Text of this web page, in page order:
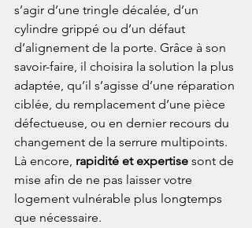
s’agir d’une tringle décalée, d’un
cylindre grippé ou d’un défaut
d’alignement de la porte. Grâce à son
savoir-faire, il choisira la solution la plus
adaptée, qu’il s’agisse d’une réparation
ciblée, du remplacement d’une pièce
défectueuse, ou en dernier recours du
changement de la serrure multipoints.
Là encore, rapidité et expertise sont de
mise afin de ne pas laisser votre
logement vulnérable plus longtemps
que nécessaire.